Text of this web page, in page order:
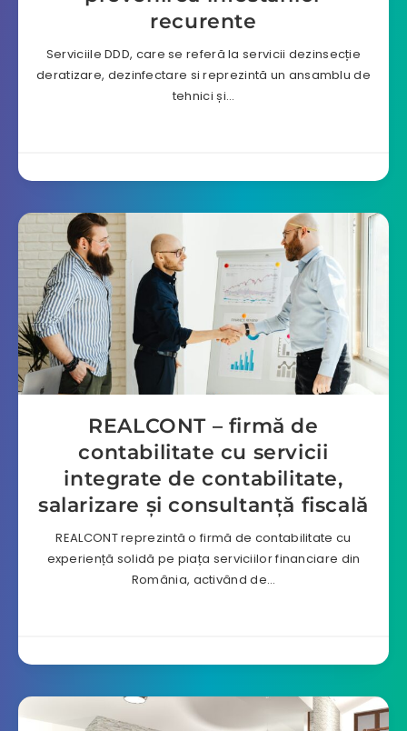
recurente
Serviciile DDD, care se referă la servicii dezinsecție
deratizare, dezinfectare si reprezintă un ansamblu de
tehnici și…
REALCONT – firmă de
contabilitate cu servicii
integrate de contabilitate,
salarizare și consultanță fiscală
REALCONT reprezintă o firmă de contabilitate cu
experiență solidă pe piața serviciilor financiare din
România, activând de…